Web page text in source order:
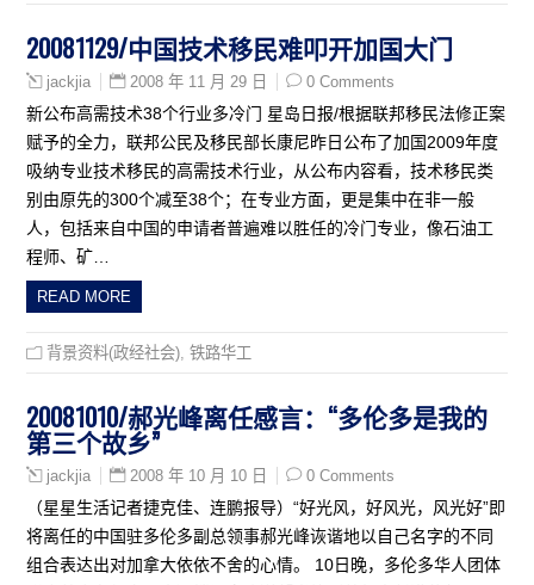
20081129/中国技术移民难叩开加国大门
jackjia 2008 年 11 月 29 日 0 Comments
新公布高需技术38个行业多冷门 星岛日报/根据联邦移民法修正案
赋予的全力，联邦公民及移民部长康尼昨日公布了加国2009年度
吸纳专业技术移民的高需技术行业，从公布内容看，技术移民类
别由原先的300个减至38个；在专业方面，更是集中在非一般
人，包括来自中国的申请者普遍难以胜任的冷门专业，像石油工
程师、矿…
READ MORE
背景资料(政经社会) ,铁路华工
20081010/郝光峰离任感言：“多伦多是我的
第三个故乡”
jackjia 2008 年 10 月 10 日 0 Comments
（星星生活记者捷克佳、连鹏报导）“好光风，好风光，风光好”即
将离任的中国驻多伦多副总领事郝光峰诙谐地以自己名字的不同
组合表达出对加拿大依依不舍的心情。 10日晚，多伦多华人团体